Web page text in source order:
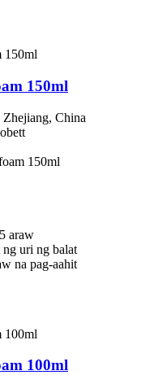
150ml
Zhejiang, China
150ml
araw
ng uri ng balat
na pag-aahit
100ml